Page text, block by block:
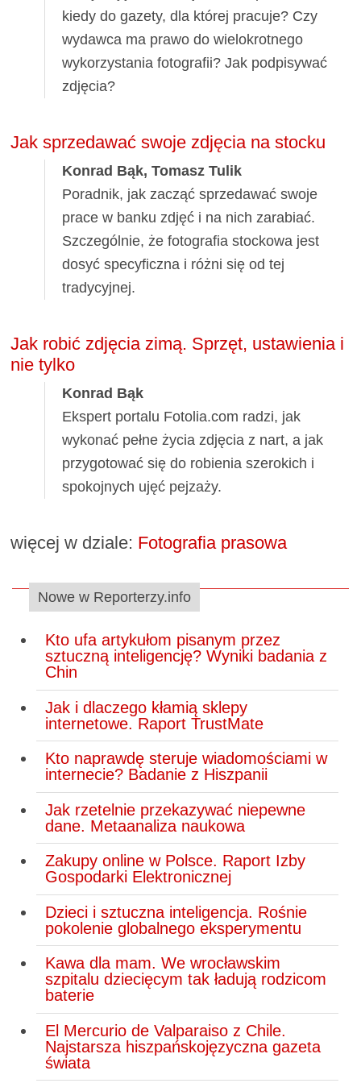
kiedy do gazety, dla której pracuje? Czy
wydawca ma prawo do wielokrotnego
wykorzystania fotografii? Jak podpisywać
zdjęcia?
Jak sprzedawać swoje zdjęcia na stocku
Konrad Bąk, Tomasz Tulik
Poradnik, jak zacząć sprzedawać swoje
prace w banku zdjęć i na nich zarabiać.
Szczególnie, że fotografia stockowa jest
dosyć specyficzna i różni się od tej
tradycyjnej.
Jak robić zdjęcia zimą. Sprzęt, ustawienia i
nie tylko
Konrad Bąk
Ekspert portalu Fotolia.com radzi, jak
wykonać pełne życia zdjęcia z nart, a jak
przygotować się do robienia szerokich i
spokojnych ujęć pejzaży.
więcej w dziale: Fotografia prasowa
Nowe w Reporterzy.info
Kto ufa artykułom pisanym przez
sztuczną inteligencję? Wyniki badania z
Chin
Jak i dlaczego kłamią sklepy
internetowe. Raport TrustMate
Kto naprawdę steruje wiadomościami w
internecie? Badanie z Hiszpanii
Jak rzetelnie przekazywać niepewne
dane. Metaanaliza naukowa
Zakupy online w Polsce. Raport Izby
Gospodarki Elektronicznej
Dzieci i sztuczna inteligencja. Rośnie
pokolenie globalnego eksperymentu
Kawa dla mam. We wrocławskim
szpitalu dziecięcym tak ładują rodzicom
baterie
El Mercurio de Valparaiso z Chile.
Najstarsza hiszpańskojęzyczna gazeta
świata